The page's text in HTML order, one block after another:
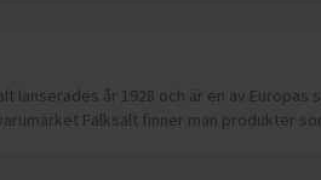
lanserades år 1928 och är en av
Falksalt finner man produkter